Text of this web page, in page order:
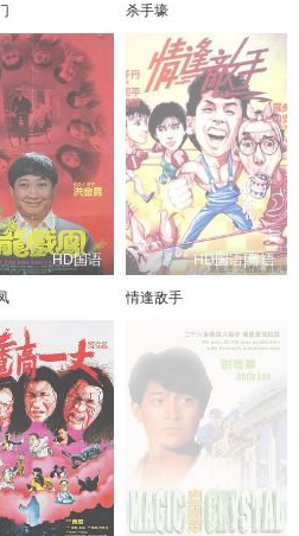
杀手壕
HD国语 HD国语|粤语
情逢敌手